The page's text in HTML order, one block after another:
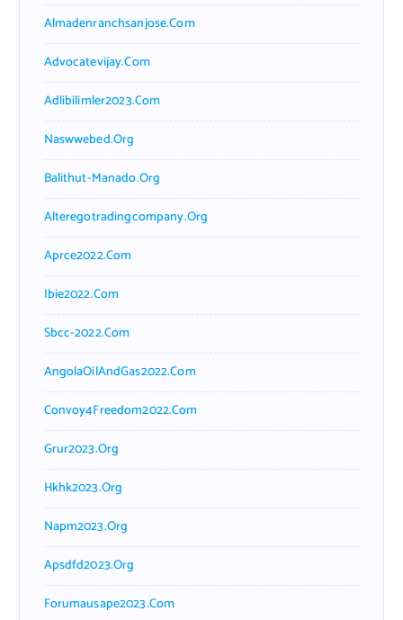
Almadenranchsanjose.com
Advocatevijay.com
Adlibilimler2023.com
Naswwebed.org
Balithut-Manado.org
Alteregotradingcompany.org
Aprce2022.com
Ibie2022.com
Sbcc-2022.com
AngolaOilAndGas2022.com
Convoy4Freedom2022.com
Grur2023.org
Hkhk2023.org
Napm2023.org
Apsdfd2023.org
Forumausape2023.com